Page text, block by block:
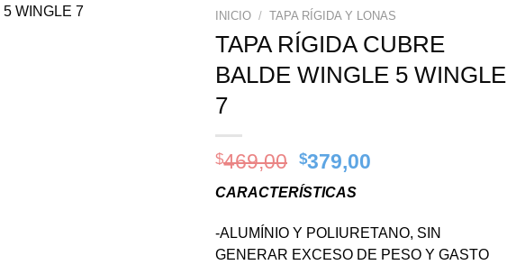
INICIO / TAPA RÍGIDA Y LONAS
TAPA RÍGIDA CUBRE
BALDE WINGLE 5 WINGLE
7
$469,00 Original
price
was:
$469,00.
$379,00Current
$379,00.
CARACTERÍSTICAS
-ALUMÍNIO Y POLIURETANO, SIN
GENERAR EXCESO DE PESO Y GASTO